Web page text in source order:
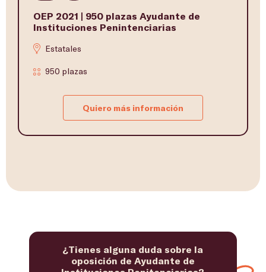
OEP 2021 | 950 plazas Ayudante de
Instituciones Penintenciarias
Estatales
950 plazas
Quiero más información
¿Tienes alguna duda sobre la
oposición de Ayudante de